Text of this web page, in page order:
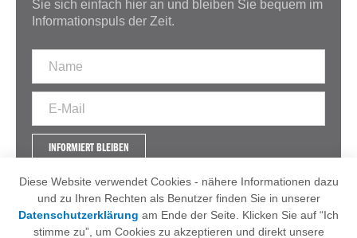
Sie sich einfach hier an und bleiben Sie bequem im
Informationspuls der Zeit.
INFORMIERT BLEIBEN
IMPRESSUM AGB
Diese Website verwendet Cookies - nähere Informationen dazu
und zu Ihren Rechten als Benutzer finden Sie in unserer
Datenschutzerklärung am Ende der Seite. Klicken Sie auf “Ich
stimme zu”, um Cookies zu akzeptieren und direkt unsere